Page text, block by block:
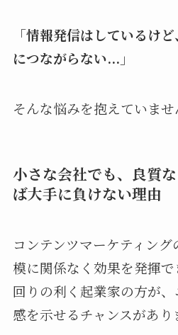
「情報発信はしているけ
につながらない...」
そんな悩みを抱えていませ
小さな会社でも、良質
ば大手に負けない理由
コンテンツマーケティン
模に関係なく効果を発揮
回りの利く起業家の方が
感を示せるチャンスがあり